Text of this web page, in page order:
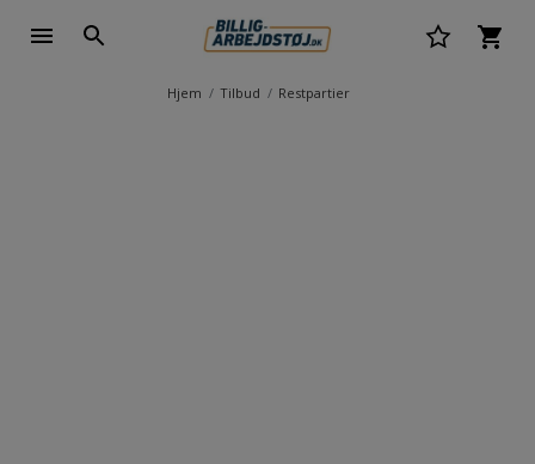
Hjem Tilbud Restpartier